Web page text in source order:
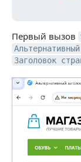
Первый вызов
Заголовок